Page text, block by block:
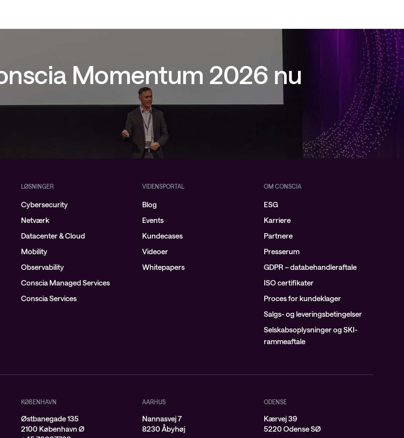
Momentum 2026 nu
LØSNINGER
Cybersecurity
Netværk
Datacenter & Cloud
Mobility
Observability
Conscia Managed Services
Conscia Services
VIDENSPORTAL
Blog
Events
Kundecases
Videoer
Whitepapers
OM CONSCIA
ESG
Karriere
Partnere
Presserum
GDPR – databehandleraftale
ISO certifikater
Proces for kundeklager
Salgs- og leveringsbetingelser
Selskabsoplysninger og SKI-
rammeaftale
KØBENHAVN
Østbanegade 135
2100 København Ø
AARHUS
Nannasvej 7
8230 Åbyhøj
ODENSE
Kærvej 39
5220 Odense SØ